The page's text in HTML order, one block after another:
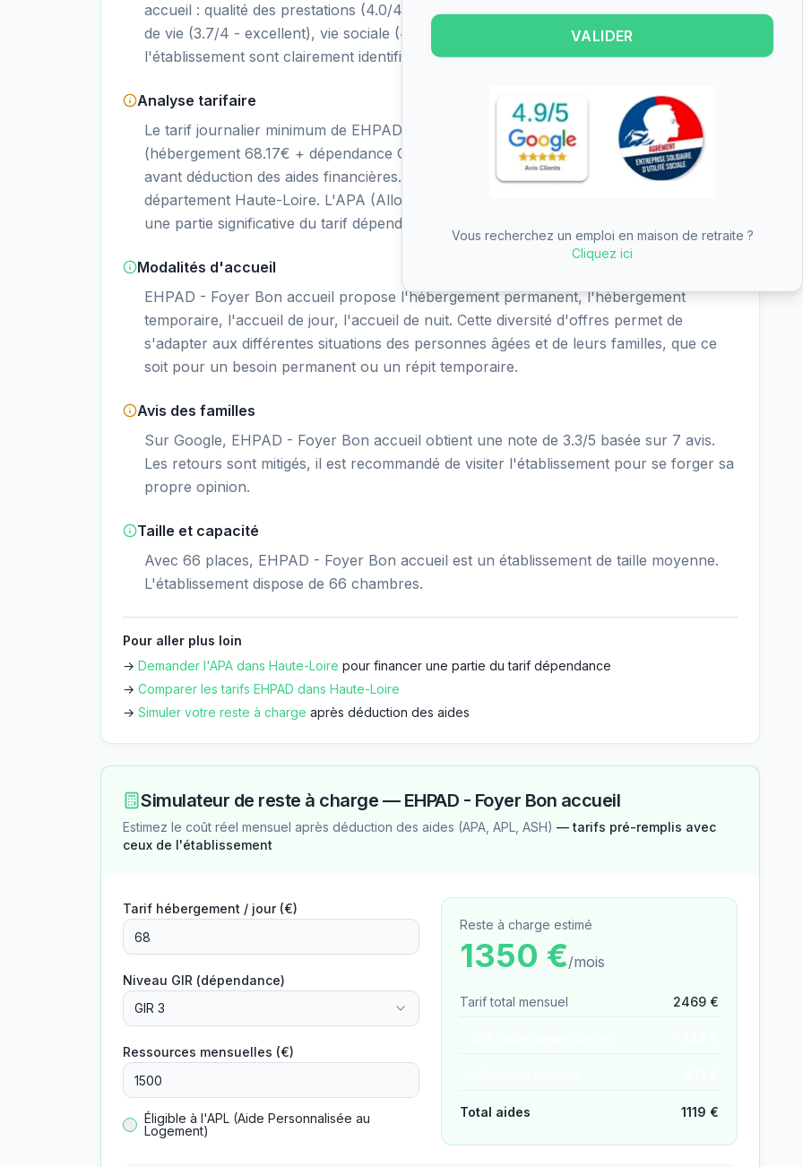
accueil : qualité des prestations (4.0/4 - excellent), nutrition (4.0/4 - excellent), cadre
de vie (3.7/4 - excellent), vie sociale (4.0/4 - excellent). Les points forts de
l'établissement sont clairement identifiés dans les critères les mieux notés.
Analyse tarifaire
Le tarif journalier minimum de EHPAD - Foyer Bon accueil est de 74.23€/jour
(hébergement 68.17€ + dépendance GIR 5/6 6.06€), soit environ 2264€ par mois
avant déduction des aides financières. Ce tarif se situe dans la moyenne des EHPAD du
département Haute-Loire. L'APA (Allocation Personnalisée d'Autonomie) peut couvrir
une partie significative du tarif dépendance.
Modalités d'accueil
EHPAD - Foyer Bon accueil propose l'hébergement permanent, l'hébergement
temporaire, l'accueil de jour, l'accueil de nuit. Cette diversité d'offres permet de
s'adapter aux différentes situations des personnes âgées et de leurs familles, que ce
soit pour un besoin permanent ou un répit temporaire.
Avis des familles
Sur Google, EHPAD - Foyer Bon accueil obtient une note de 3.3/5 basée sur 7 avis.
Les retours sont mitigés, il est recommandé de visiter l'établissement pour se forger sa
propre opinion.
Taille et capacité
Avec 66 places, EHPAD - Foyer Bon accueil est un établissement de taille moyenne.
L'établissement dispose de 66 chambres.
Pour aller plus loin
→ Demander l'APA dans Haute-Loire pour financer une partie du tarif dépendance
→ Comparer les tarifs EHPAD dans Haute-Loire
→ Simuler votre reste à charge après déduction des aides
Simulateur de reste à charge — EHPAD - Foyer Bon accueil
Estimez le coût réel mensuel après déduction des aides (APA, APL, ASH) — tarifs pré-remplis avec
ceux de l'établissement
Tarif hébergement / jour (€)
Niveau GIR (dépendance)
GIR 3
Ressources mensuelles (€)
Éligible à l'APL (Aide Personnalisée au
Logement)
Reste à charge estimé
1350 €/mois
Tarif total mensuel 2469 €
Total aides 1119 €
VALIDER
Vous recherchez un emploi en maison de retraite ?
Cliquez ici